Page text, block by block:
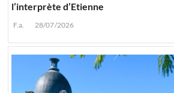
l’interprète d’Etienne
F.a. 28/07/2026